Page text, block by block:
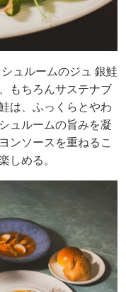
ュルームのジュ 銀鮭
もちろんサステナブ
は、ふっくらとやわ
ュルームの旨みを凝
ンソースを重ねるこ
しめる。